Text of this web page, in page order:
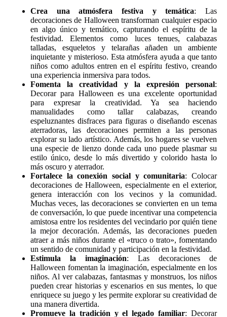
Crea una atmósfera festiva y temática: Las
decoraciones de Halloween transforman cualquier espacio
en algo único y temático, capturando el espíritu de la
festividad. Elementos como luces tenues, calabazas
talladas, esqueletos y telarañas añaden un ambiente
inquietante y misterioso. Esta atmósfera ayuda a que tanto
niños como adultos entren en el espíritu festivo, creando
una experiencia inmersiva para todos.
Fomenta la creatividad y la expresión personal:
Decorar para Halloween es una excelente oportunidad
para expresar la creatividad. Ya sea haciendo
manualidades como tallar calabazas, creando
espeluznantes disfraces para figuras o diseñando escenas
aterradoras, las decoraciones permiten a las personas
explorar su lado artístico. Además, los hogares se vuelven
una especie de lienzo donde cada uno puede plasmar su
estilo único, desde lo más divertido y colorido hasta lo
más oscuro y aterrador.
Fortalece la conexión social y comunitaria: Colocar
decoraciones de Halloween, especialmente en el exterior,
genera interacción con los vecinos y la comunidad.
Muchas veces, las decoraciones se convierten en un tema
de conversación, lo que puede incentivar una competencia
amistosa entre los residentes del vecindario por quién tiene
la mejor decoración. Además, las decoraciones pueden
atraer a más niños durante el «truco o trato», fomentando
un sentido de comunidad y participación en la festividad.
Estimula la imaginación: Las decoraciones de
Halloween fomentan la imaginación, especialmente en los
niños. Al ver calabazas, fantasmas y monstruos, los niños
pueden crear historias y escenarios en sus mentes, lo que
enriquece su juego y les permite explorar su creatividad de
una manera divertida.
Promueve la tradición y el legado familiar: Decorar